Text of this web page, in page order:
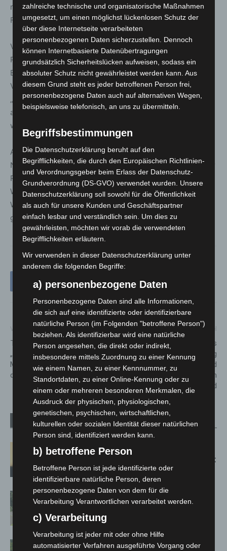
rechnen. Betroffen sind unter anderem die Tauern-,
Fernpass-, Brenner-, Rheintal- und Gotthard-Routen.
Viele Urlauber aus Süddeutschland zieht es zudem in
Richtung Italien. Trotz der Großbaustelle an der
Brennerstrecke auf der Luegbrücke bleibt die
Verbindung in beide Richtungen zweispurig befahrbar.
„Dadurch soll der Verkehrsfluss in Richtung Italien, aber
auch in Richtung Norden, bestmöglich gewährleistet
werden“, so der ADAC.
Auch auf den Hauptreiserouten nach Polen und in die
Niederlande kann es zu Verzögerungen kommen. Bei der
Rückkehr nach Deutschland sind darüber hinaus längere
Wartezeiten durch verstärkte Grenzkontrollen möglich.
Wichtig: Alle Reisenden – auch Kinder – benötigen
gültige Ausweisdokumente.
Tipp im Juni 2025:
„Ausgerechnet Bananen! –
Musikalische Führung durch
die 20er-Jahre“
Nächster Artikel
Langenhagen: Flakgranate aus
dem Zweiten Weltkrieg
entdeckt – Evakuierung und
Sprengung noch am heutigen
Abend
Verwandte Artikel Mehr vom Autor
Hannover: Erste Tigermücken-
Population in Niedersachsen entdeckt
Brand im „Haus der Begegnung“ in
Neuwarmbüchen schnell eingedämmt
Region Hannover: 21 neue
zahlreiche technische und organisatorische Maßnahmen
umgesetzt, um einen möglichst lückenlosen Schutz der
über diese Internetseite verarbeiteten
personenbezogenen Daten sicherzustellen. Dennoch
können Internetbasierte Datenübertragungen
grundsätzlich Sicherheitslücken aufweisen, sodass ein
absoluter Schutz nicht gewährleistet werden kann. Aus
diesem Grund steht es jeder betroffenen Person frei,
personenbezogene Daten auch auf alternativen Wegen,
beispielsweise telefonisch, an uns zu übermitteln.
Begriffsbestimmungen
Die Datenschutzerklärung beruht auf den
Begrifflichkeiten, die durch den Europäischen Richtlinien-
und Verordnungsgeber beim Erlass der Datenschutz-
Grundverordnung (DS-GVO) verwendet wurden. Unsere
Datenschutzerklärung soll sowohl für die Öffentlichkeit
als auch für unsere Kunden und Geschäftspartner
einfach lesbar und verständlich sein. Um dies zu
gewährleisten, möchten wir vorab die verwendeten
Begrifflichkeiten erläutern.
Wir verwenden in dieser Datenschutzerklärung unter
anderem die folgenden Begriffe:
a) personenbezogene Daten
Personenbezogene Daten sind alle Informationen,
die sich auf eine identifizierte oder identifizierbare
natürliche Person (im Folgenden "betroffene Person")
beziehen. Als identifizierbar wird eine natürliche
Person angesehen, die direkt oder indirekt,
insbesondere mittels Zuordnung zu einer Kennung
wie einem Namen, zu einer Kennnummer, zu
Standortdaten, zu einer Online-Kennung oder zu
einem oder mehreren besonderen Merkmalen, die
Ausdruck der physischen, physiologischen,
genetischen, psychischen, wirtschaftlichen,
kulturellen oder sozialen Identität dieser natürlichen
Person sind, identifiziert werden kann.
b) betroffene Person
Betroffene Person ist jede identifizierte oder
identifizierbare natürliche Person, deren
personenbezogene Daten von dem für die
Verarbeitung Verantwortlichen verarbeitet werden.
c) Verarbeitung
Verarbeitung ist jeder mit oder ohne Hilfe
automatisierter Verfahren ausgeführte Vorgang oder